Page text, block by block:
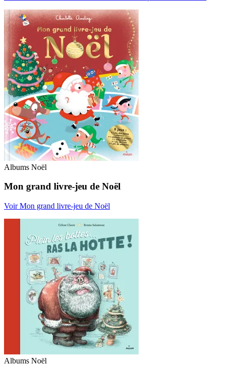
Albums Noël
Mon grand livre-jeu de Noël
Voir Mon grand livre-jeu de Noël
Albums Noël